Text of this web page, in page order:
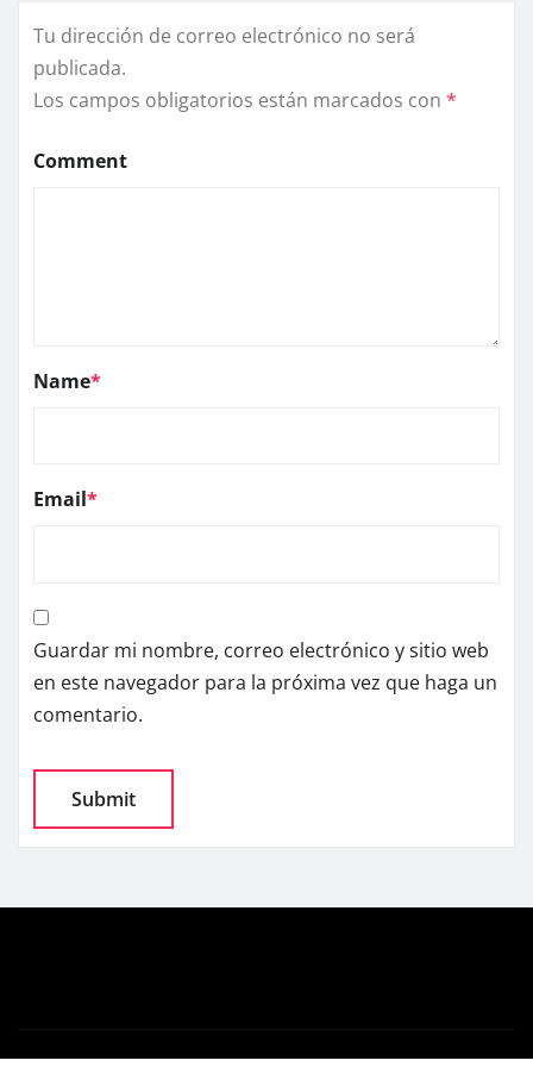
Tu dirección de correo electrónico no será
publicada.
Los campos obligatorios están marcados con *
Comment
Name*
Email*
Guardar mi nombre, correo electrónico y sitio web
en este navegador para la próxima vez que haga un
comentario.